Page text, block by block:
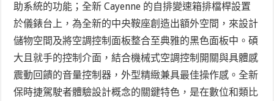
助系統的功能；全新 Cayenne 的自排變速箱排檔桿設置
於儀錶台上，為全新的中央鞍座創造出額外空間，來設計
儲物空間及將空調控制面板整合至典雅的黑色面板中。碩
大且就手的控制介面，結合機械式空調控制開關與具體感
震動回饋的音量控制器，外型精緻兼具最佳操作感。全新
保時捷駕駛者體驗設計概念的關鍵特色，是在數位和類比